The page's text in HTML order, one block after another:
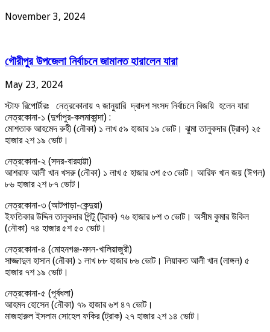
November 3, 2024
গৌরীপুর উপজেলা নির্বাচনে জামানত হারালেন যারা
May 23, 2024
স্টাফ রিপোর্টারঃ নেত্রকোনায় ৭ জানুয়ারি দ্বাদশ সংসদ নির্বাচনে বিজয়ি হলেন যারা
নেত্রকোনা-১ (দুর্গাপুর-কলমাকান্দা) :
মোশতাক আহমেদ রুহী (নৌকা) ১ লাখ ৫৯ হাজার ১৯ ভোট। ঝুমা তালুকদার (ট্রাক) ২৫
হাজার ২শ ১৯ ভোট।
নেত্রকোনা-২ (সদর-বারহাট্টা)
আশরাফ আলী খান খসরু (নৌকা) ১ লাখ ৫ হাজার ৩শ ৫৩ ভোট। আরিফ খান জয় (ঈগল)
৮৬ হাজার ২শ ৮৭ ভোট।
নেত্রকোনা-৩ (আটপাড়া-কেন্দুয়া)
ইফতিকার উদ্দিন তালুকদার পিন্টু (ট্রাক) ৭৬ হাজার ৮শ ৩ ভোট। অসীম কুমার উকিল
(নৌকা) ৭৪ হাজার ৫শ ৫০ ভোট।
নেত্রকোনা-৪ (মোহনগঞ্জ-মদন-খালিয়াজুরী)
সাজ্জাদুল হাসান (নৌকা) ১ লাখ ৮৮ হাজার ৮৬ ভোট। লিয়াকত আলী খান (লাঙ্গল) ৫
হাজার ৭শ ১৯ ভোট।
নেত্রকোনা-৫ (পূর্বধলা)
আহমদ হোসেন (নৌকা) ৭৯ হাজার ৬শ ৪৭ ভোট।
মাজহারুল ইসলাম সোহেল ফকির (ট্রাক) ২৭ হাজার ২শ ১৪ ভোট।